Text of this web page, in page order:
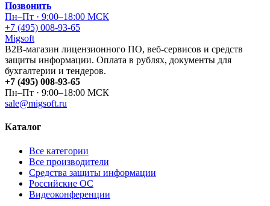
Позвонить
Пн–Пт · 9:00–18:00 МСК
+7 (495) 008-93-65
Migsoft
B2B-магазин лицензионного ПО, веб-сервисов и средств
защиты информации. Оплата в рублях, документы для
бухгалтерии и тендеров.
+7 (495) 008-93-65
Пн–Пт · 9:00–18:00 МСК
sale@migsoft.ru
Каталог
Все категории
Все производители
Средства защиты информации
Российские ОС
Видеоконференции